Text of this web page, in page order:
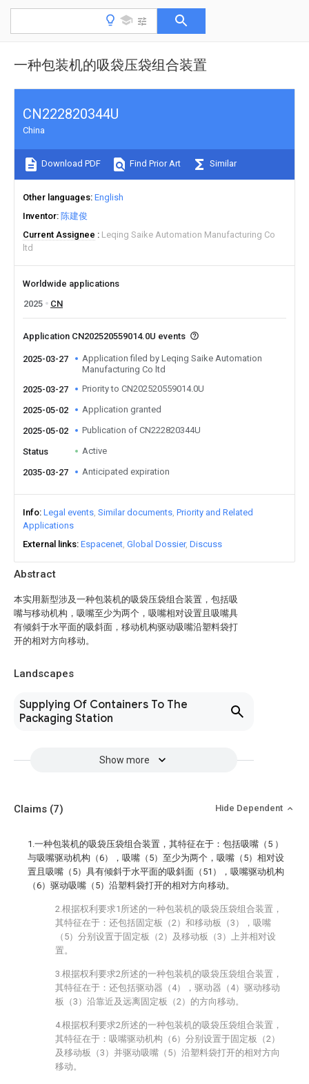
一种包装机的吸袋压袋组合装置
Abstract
本实用新型涉及一种包装机的吸袋压袋组合装置，包括吸
嘴与移动机构，吸嘴至少为两个，吸嘴相对设置且吸嘴具
有倾斜于水平面的吸斜面，移动机构驱动吸嘴沿塑料袋打
开的相对方向移动。
Landscapes
Supplying Of Containers To The
Packaging Station
Show more
CN222820344U
China
Download PDF Find Prior Art Similar
Other languages English
Inventor 陈建俊
Current Assignee
Leqing Saike Automation Manufacturing Co
ltd
Worldwide applications
2025
CN
Application CN202520559014.0U events
2025-03-27
Application filed by Leqing Saike Automation
Manufacturing Co ltd
2025-03-27
Priority to CN202520559014.0U
2025-05-02 Application granted
2025-05-02 Publication of CN222820344U
Status Active
2035-03-27 Anticipated expiration
Info Legal events Similar documents Priority and Related
Applications
External links Espacenet Global Dossier Discuss
Claims (7) Hide Dependent
1.一种包装机的吸袋压袋组合装置，其特征在于：包括吸嘴（5 ）
与吸嘴驱动机构（6），吸嘴（5）至少为两个，吸嘴（5）相对设
置且吸嘴（5）具有倾斜于水平面的吸斜面（51），吸嘴驱动机构
（6）驱动吸嘴（5）沿塑料袋打开的相对方向移动。
2.根据权利要求1所述的一种包装机的吸袋压袋组合装置，
其特征在于：还包括固定板（2）和移动板（3），吸嘴
（5）分别设置于固定板（2）及移动板（3）上并相对设
置。
3.根据权利要求2所述的一种包装机的吸袋压袋组合装置，
其特征在于：还包括驱动器（4），驱动器（4）驱动移动
板（3）沿靠近及远离固定板（2）的方向移动。
4.根据权利要求2所述的一种包装机的吸袋压袋组合装置，
其特征在于：吸嘴驱动机构（6）分别设置于固定板（2）
及移动板（3）并驱动吸嘴（5）沿塑料袋打开的相对方向
移动。